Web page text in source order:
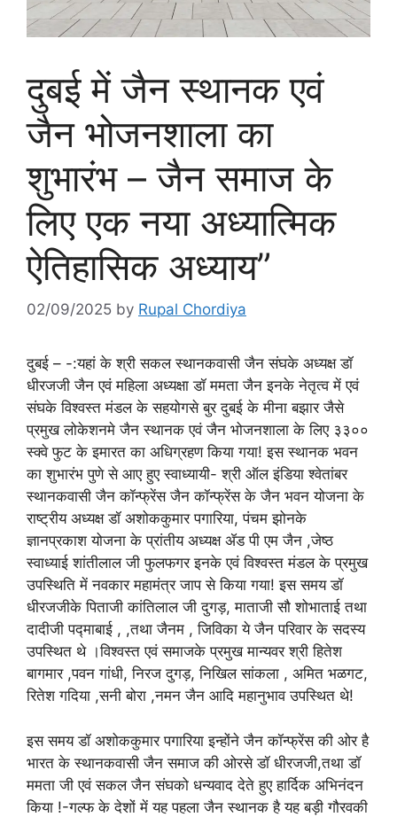
दुबई में जैन स्थानक एवं
जैन भोजनशाला का
शुभारंभ – जैन समाज के
लिए एक नया अध्यात्मिक
ऐतिहासिक अध्याय”
02/09/2025 by Rupal Chordiya
दुबई – -:यहां के श्री सकल स्थानकवासी जैन संघके अध्यक्ष डॉ
धीरजजी जैन एवं महिला अध्यक्षा डॉ ममता जैन इनके नेतृत्व में एवं
संघके विश्वस्त मंडल के सहयोगसे बुर दुबई के मीना बझार जैसे
प्रमुख लोकेशनमे जैन स्थानक एवं जैन भोजनशाला के लिए ३३००
स्क्वे फुट के इमारत का अधिग्रहण किया गया! इस स्थानक भवन
का शुभारंभ पुणे से आए हुए स्वाध्यायी- श्री ऑल इंडिया श्वेतांबर
स्थानकवासी जैन कॉन्फ्रेंस जैन कॉन्फ्रेंस के जैन भवन योजना के
राष्ट्रीय अध्यक्ष डॉ अशोककुमार पगारिया, पंचम झोनके
ज्ञानप्रकाश योजना के प्रांतीय अध्यक्ष ॲड पी एम जैन ,जेष्ठ
स्वाध्याई शांतीलाल जी फुलफगर इनके एवं विश्वस्त मंडल के प्रमुख
उपस्थिति में नवकार महामंत्र जाप से किया गया! इस समय डॉ
धीरजजीके पिताजी कांतिलाल जी दुगड़, माताजी सौ शोभाताई तथा
दादीजी पद्माबाई , ,तथा जैनम , जिविका ये जैन परिवार के सदस्य
उपस्थित थे ।विश्वस्त एवं समाजके प्रमुख मान्यवर श्री हितेश
बागमार ,पवन गांधी, निरज दुगड़, निखिल सांकला , अमित भळगट,
रितेश गदिया ,सनी बोरा ,नमन जैन आदि महानुभाव उपस्थित थे!
इस समय डॉ अशोककुमार पगारिया इन्होंने जैन कॉन्फ्रेंस की ओर है
भारत के स्थानकवासी जैन समाज की ओरसे डॉ धीरजजी,तथा डॉ
ममता जी एवं सकल जैन संघको धन्यवाद देते हुए हार्दिक अभिनंदन
किया !-गल्फ के देशों में यह पहला जैन स्थानक है यह बड़ी गौरवकी